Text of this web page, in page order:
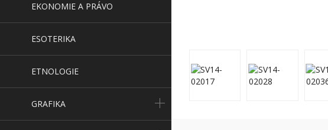
EKONOMIE A PRÁVO
ESOTERIKA
ETNOLOGIE
GRAFIKA